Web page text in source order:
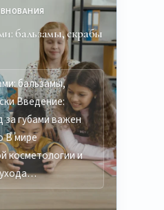
бальзамы, скрабы
бальзамы,
Введение:
за губами важен
В мире
косметологии и